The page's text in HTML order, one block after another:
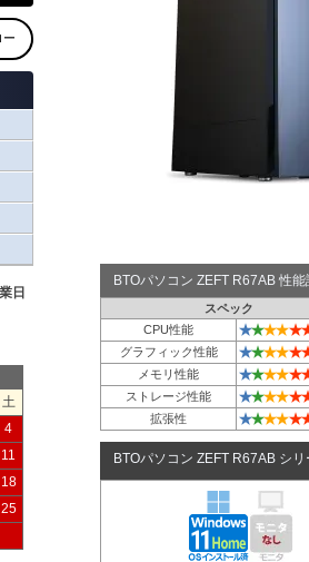
BTOパソコン ZEFT R67AB 性
スペック
CPU性能
★★★★★
グラフィック性能 ★★★★★
メモリ性能 ★★★★★
ストレージ性能 ★★★★★
拡張性 ★★★★★
BTOパソコン ZEFT R67AB シリ
ー
日
土
4
11
18
25